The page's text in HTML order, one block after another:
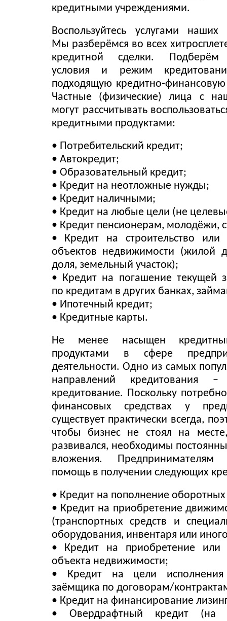
кредитными учреждениями.
Воспользуйтесь услугами наших
Мы разберёмся во всех
кредитной сделки. Подберём
условия и режим
подходящую кредитно-
Частные (физические) лица с
могут рассчитывать
кредитными продуктами:
• Потребительский кредит;
• Автокредит;
• Образовательный кредит;
• Кредит на неотложные нужды;
• Кредит наличными;
• Кредит на любые цели (не
• Кредит пенсионерам, молодёжи,
• Кредит на строительство или
объектов недвижимости (жилой
доля, земельный участок);
• Кредит на погашение текущей
по кредитам в других банках,
• Ипотечный кредит;
• Кредитные карты.
Не менее насыщен
продуктами в сфере
деятельности. Одно из самых
направлений кредитования
кредитование. Поскольку
финансовых средствах у
существует практически всегда,
чтобы бизнес не стоял на
развивался, необходимы
вложения.
помощь в получении следующих
• Кредит на пополнение оборотных
• Кредит на приобретение
(транспортных средств и
оборудования, инвентаря или
• Кредит на приобретение или
объекта недвижимости;
• Кредит на цели исполнения
заёмщика по договорам/
• Кредит на финансирование
• Овердрафтный кредит (на